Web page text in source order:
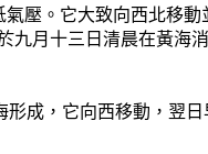
壓。它大致向西北移
九月十三日清晨在黃海
成，它向西移動，翌